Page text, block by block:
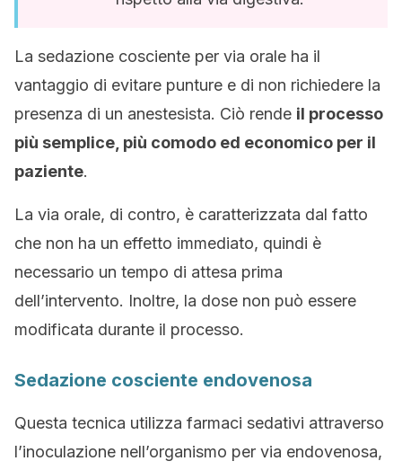
La sedazione cosciente per via orale ha il
vantaggio di evitare punture e di non richiedere la
presenza di un anestesista. Ciò rende il processo
più semplice, più comodo ed economico per il
paziente.
La via orale, di contro, è caratterizzata dal fatto
che non ha un effetto immediato, quindi è
necessario un tempo di attesa prima
dell’intervento. Inoltre, la dose non può essere
modificata durante il processo.
Sedazione cosciente endovenosa
Questa tecnica utilizza farmaci sedativi attraverso
l’inoculazione nell’organismo per via endovenosa,